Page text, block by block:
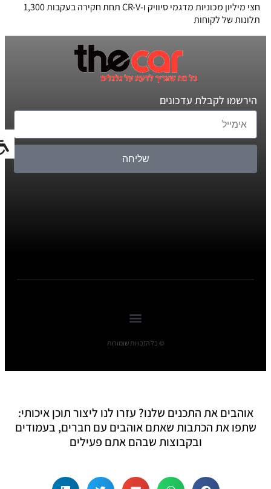
חצי מיליון מכוניות מדגמי סיוויק ו-CR-V תחת חקירה בעקבות 1,300
תלונות של לקוחות
הירשמו לקבלת עדכונים
שליחה
© כל הזכויות שומורות
אוהבים את התכנים שלנו? עזרו לנו ליצור תוכן איכותי:
שתפו את הכתבות שאתם אוהבים עם חברים, בעמודים
ובקבוצות שבהם אתם פעילים